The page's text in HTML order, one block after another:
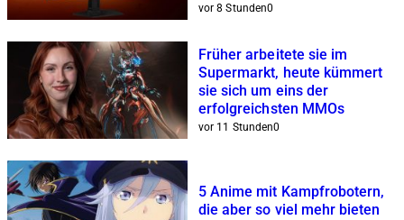
vor 8 Stunden0
Früher arbeitete sie im
Supermarkt, heute kümmert
sie sich um eins der
erfolgreichsten MMOs
vor 11 Stunden0
5 Anime mit Kampfrobotern,
die aber so viel mehr bieten